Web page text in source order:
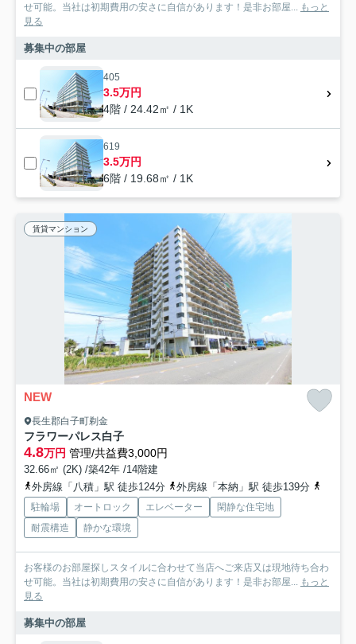
せ可能。当社は初期費用の安さに自信があります！是非お部屋... もっと
見る
募集中の部屋
405
3.5万円
4階 / 24.42㎡ / 1K
619
3.5万円
6階 / 19.68㎡ / 1K
賃貸マンション
NEW
長生郡白子町剃金
フラワーパレス白子
4.8万円 管理/共益費3,000円
32.66㎡ (2K) /築42年 /14階建
外房線「八積」駅 徒歩124分
外房線「本納」駅 徒歩139分
駐輪場 オートロック エレベーター
閑静な住宅地
耐震構造
静かな環境
お客様のお部屋探しスタイルに合わせて当店へご来店又は現地待ち合わ
せ可能。当社は初期費用の安さに自信があります！是非お部屋... もっと
見る
募集中の部屋